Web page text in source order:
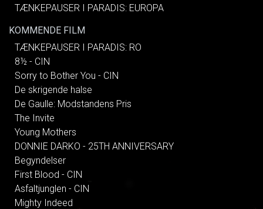
TÆNKEPAUSER I PARADIS: EUROPA
KOMMENDE FILM
TÆNKEPAUSER I PARADIS: RO
8½ - CIN
Sorry to Bother You - CIN
De skrigende halse
De Gaulle: Modstandens Pris
The Invite
Young Mothers
DONNIE DARKO - 25TH ANNIVERSARY
Begyndelser
First Blood - CIN
Asfaltjunglen - CIN
Mighty Indeed